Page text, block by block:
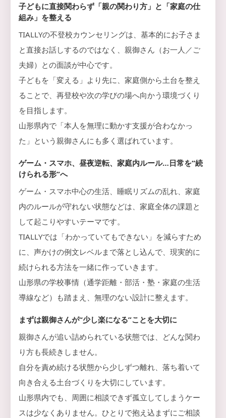
子どもに直接関わらず「親の関わり方」と「家庭の仕
組み」を整える
TIALLYの不登校カウンセリングは、基本的にお子さま
と直接お話しするのではなく、親御さん（お一人／ご
夫婦）との面談が中心です。
子どもを「変える」より先に、家庭側から土台を整え
ることで、再登校や次の学びの場へ向かう環境づくり
を目指します。
山形県内で「本人を無理に動かす支援が合わなかっ
た」という親御さんにも多く選ばれています。
ゲーム・スマホ、昼夜逆転、家庭内ルール…日常を“続
けられる形”へ
ゲーム・スマホ中心の生活、睡眠リズムの乱れ、家庭
内のルールが守れない状態などは、家庭全体の課題と
して起こりやすいテーマです。
TIALLYでは「わかっていてもできない」を減らすため
に、声かけの例文レベルまで落とし込んで、現実的に
続けられる方法を一緒に作っていきます。
山形県の学校事情（通学距離・部活・塾・家庭の生活
導線など）も踏まえ、無理のない設計に整えます。
まずは親御さんが“少し楽になる”ことを大切に
親御さんが追い詰められている状態では、どんな関わ
り方も長続きしません。
自分を責め続ける状態から少しずつ離れ、落ち着いて
向き合える土台づくりを大切にしています。
山形県内でも、周囲に相談できず孤立してしまうケー
スは少なくありません。ひとりで抱え込まずにご相談